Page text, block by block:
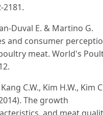
2181.
Duval E. & Martino G.
and consumer
meat. World's
C.W., Kim H.W., Kim
The growth